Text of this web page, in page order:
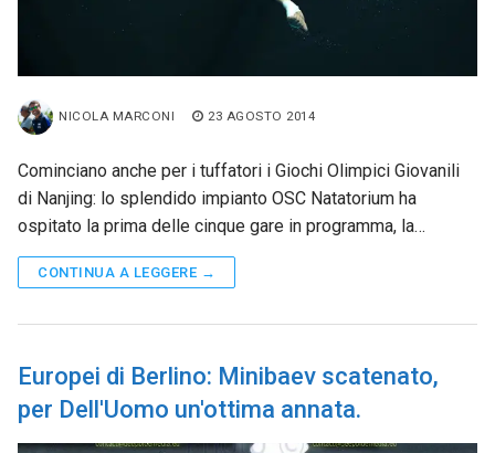
NICOLA MARCONI 23 AGOSTO 2014
Cominciano anche per i tuffatori i Giochi Olimpici Giovanili
di Nanjing: lo splendido impianto OSC Natatorium ha
ospitato la prima delle cinque gare in programma, la…
CONTINUA A LEGGERE →
Europei di Berlino: Minibaev scatenato,
per Dell'Uomo un'ottima annata.